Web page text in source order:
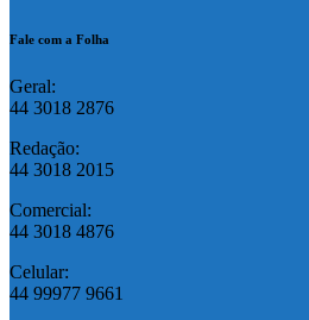
Fale com a Folha
Geral:
44 3018 2876
Redação:
44 3018 2015
Comercial:
44 3018 4876
Celular:
44 99977 9661